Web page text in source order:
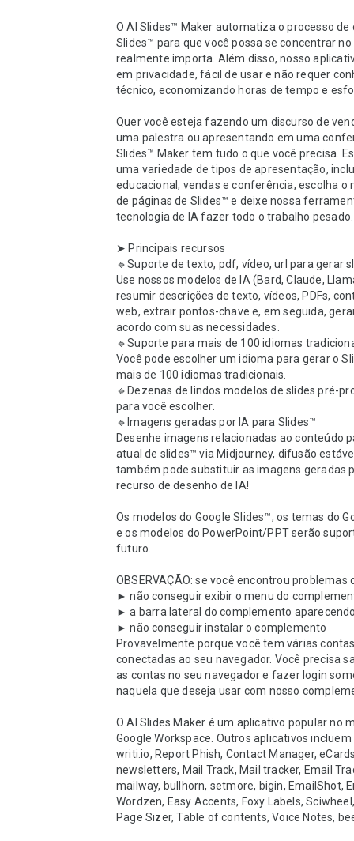
O AI Slides™ Maker automatiza o processo de
Slides™ para que você possa se concentrar no
realmente importa. Além disso, nosso
em privacidade, fácil de usar e não requer
técnico, economizando horas de tempo e
Quer você esteja fazendo um discurso de
uma palestra ou apresentando em uma
Slides™ Maker tem tudo o que você precisa.
uma variedade de tipos de apresentação,
educacional, vendas e conferência, escolha o
de páginas de Slides™ e deixe nossa
tecnologia de IA fazer todo o trabalho pesado.
➤ Principais recursos
🔹Suporte de texto, pdf, vídeo, url para gerar
Use nossos modelos de IA (Bard, Claude,
resumir descrições de texto, vídeos, PDFs,
web, extrair pontos-chave e, em seguida,
acordo com suas necessidades.
🔹Suporte para mais de 100 idiomas
Você pode escolher um idioma para gerar o
mais de 100 idiomas tradicionais.
🔹Dezenas de lindos modelos de slides pré-
para você escolher.
🔹Imagens geradas por IA para Slides™
Desenhe imagens relacionadas ao conteúdo
atual de slides™ via Midjourney, difusão
também pode substituir as imagens geradas
recurso de desenho de IA!
Os modelos do Google Slides™, os temas do
e os modelos do PowerPoint/PPT serão
futuro.
OBSERVAÇÃO: se você encontrou problemas
► não conseguir exibir o menu do
► a barra lateral do complemento
► não conseguir instalar o complemento
Provavelmente porque você tem várias
conectadas ao seu navegador. Você precisa
as contas no seu navegador e fazer login
naquela que deseja usar com nosso
O AI Slides Maker é um aplicativo popular no
Google Workspace. Outros aplicativos
writi.io, Report Phish, Contact Manager,
newsletters, Mail Track, Mail tracker, Email
mailway, bullhorn, setmore, bigin, EmailShot,
Wordzen, Easy Accents, Foxy Labels,
Page Sizer, Table of contents, Voice Notes,